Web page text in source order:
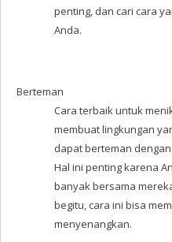
penting, dan cari cara
Anda.
Berteman
Cara terbaik untuk
membuat lingkungan
dapat berteman
Hal ini penting karena
banyak bersama
begitu, cara ini bisa
menyenangkan.